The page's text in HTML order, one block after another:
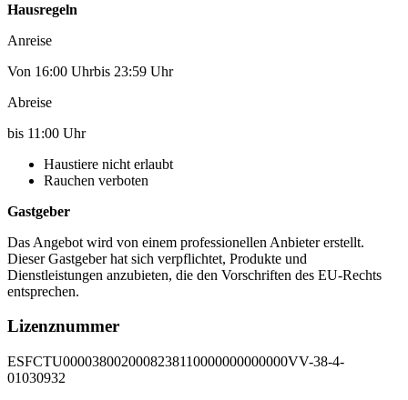
Hausregeln
Anreise
Von 16:00 Uhrbis 23:59 Uhr
Abreise
bis 11:00 Uhr
Haustiere nicht erlaubt
Rauchen verboten
Gastgeber
Das Angebot wird von einem professionellen Anbieter erstellt.
Dieser Gastgeber hat sich verpflichtet, Produkte und
Dienstleistungen anzubieten, die den Vorschriften des EU-Rechts
entsprechen.
Lizenznummer
ESFCTU0000380020008238110000000000000VV-38-4-
01030932